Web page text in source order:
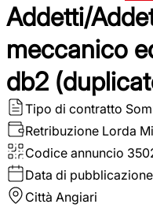
Addetti/
meccanico
db2
Tipo di contratto
Retribuzione Lorda
Codice annuncio
Data di pubblicazione
Città Angiari